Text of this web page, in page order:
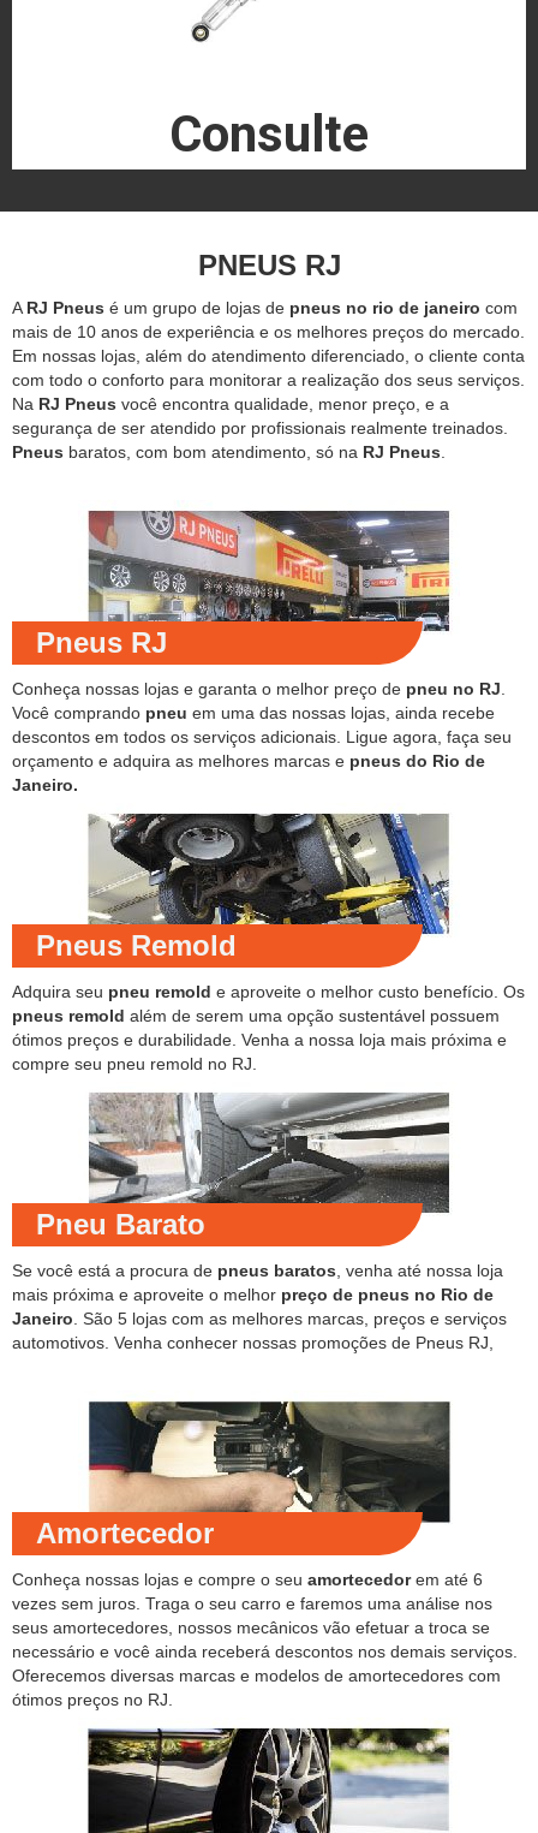
Consulte
PNEUS RJ
A RJ Pneus é um grupo de lojas de pneus no rio de janeiro com
mais de 10 anos de experiência e os melhores preços do mercado.
Em nossas lojas, além do atendimento diferenciado, o cliente conta
com todo o conforto para monitorar a realização dos seus serviços.
Na RJ Pneus você encontra qualidade, menor preço, e a
segurança de ser atendido por profissionais realmente treinados.
Pneus baratos, com bom atendimento, só na RJ Pneus
Pneus RJ
Conheça nossas lojas e garanta o melhor preço de pneu no RJ
Você comprando pneu em uma das nossas lojas, ainda recebe
descontos em todos os serviços adicionais. Ligue agora, faça seu
orçamento e adquira as melhores marcas e pneus do Rio de
Janeiro.
Pneus Remold
Adquira seu pneu remold e aproveite o melhor custo benefício. Os
pneus remold além de serem uma opção sustentável possuem
ótimos preços e durabilidade. Venha a nossa loja mais próxima e
compre seu pneu remold no RJ.
Pneu Barato
Se você está a procura de pneus baratos , venha até nossa loja
mais próxima e aproveite o melhor preço de pneus no Rio de
Janeiro . São 5 lojas com as melhores marcas, preços e serviços
automotivos. Venha conhecer nossas promoções de Pneus RJ,
Amortecedor
Conheça nossas lojas e compre o seu amortecedorem até 6
vezes sem juros. Traga o seu carro e faremos uma análise nos
seus amortecedores, nossos mecânicos vão efetuar a troca se
necessário e você ainda receberá descontos nos demais serviços.
Oferecemos diversas marcas e modelos de amortecedores com
ótimos preços no RJ.